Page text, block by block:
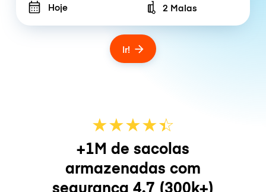
Hoje Number of bags
2 Malas
Ir!
★★★★☆
★
+1M de sacolas
armazenadas com
segurança 4.7 (300k+)